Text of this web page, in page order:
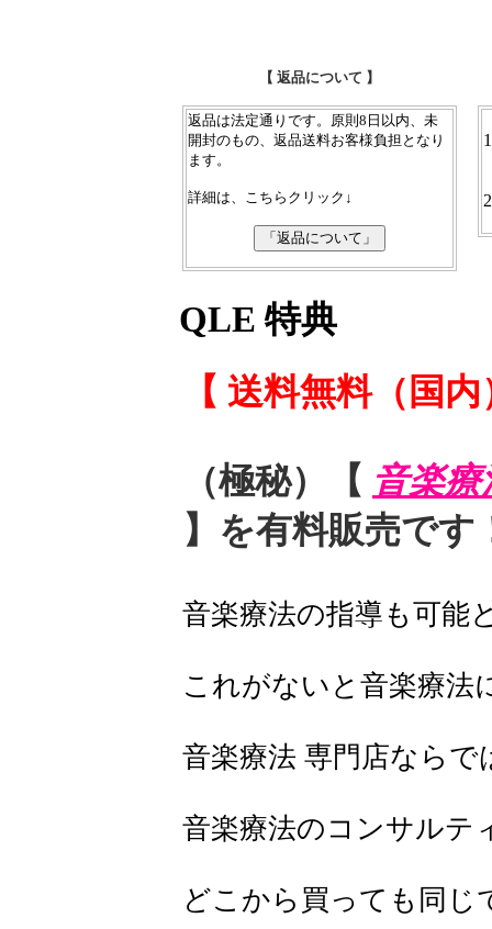
【 返品について 】
返品は法定通りです。原則8日以内、未
開封のもの、返品送料お客様負担となり
ます。
詳細は、こちらクリック↓
QLE 特典
【 送料無料（国
（極秘）【 音楽療
】を有料販売です
音楽療法の指導も可能
これがないと音楽療法
音楽療法 専門店なら
音楽療法のコンサルテ
どこから買っても同じ